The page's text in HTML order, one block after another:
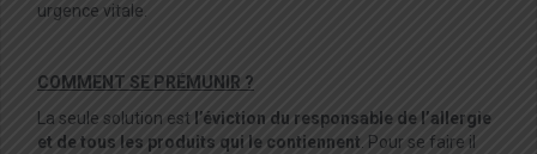
urgence vitale.
COMMENT SE PRÉMUNIR ?
La seule solution est l’éviction du responsable de l’allergie
et de tous les produits qui le contiennent. Pour se faire il